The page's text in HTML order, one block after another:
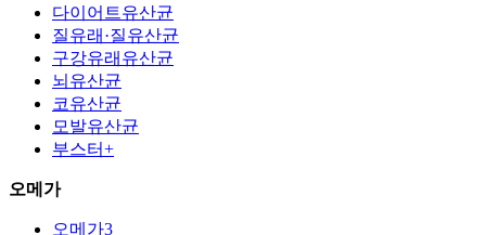
다이어트유산균
질유래·질유산균
구강유래유산균
뇌유산균
코유산균
모발유산균
부스터+
오메가
오메가3